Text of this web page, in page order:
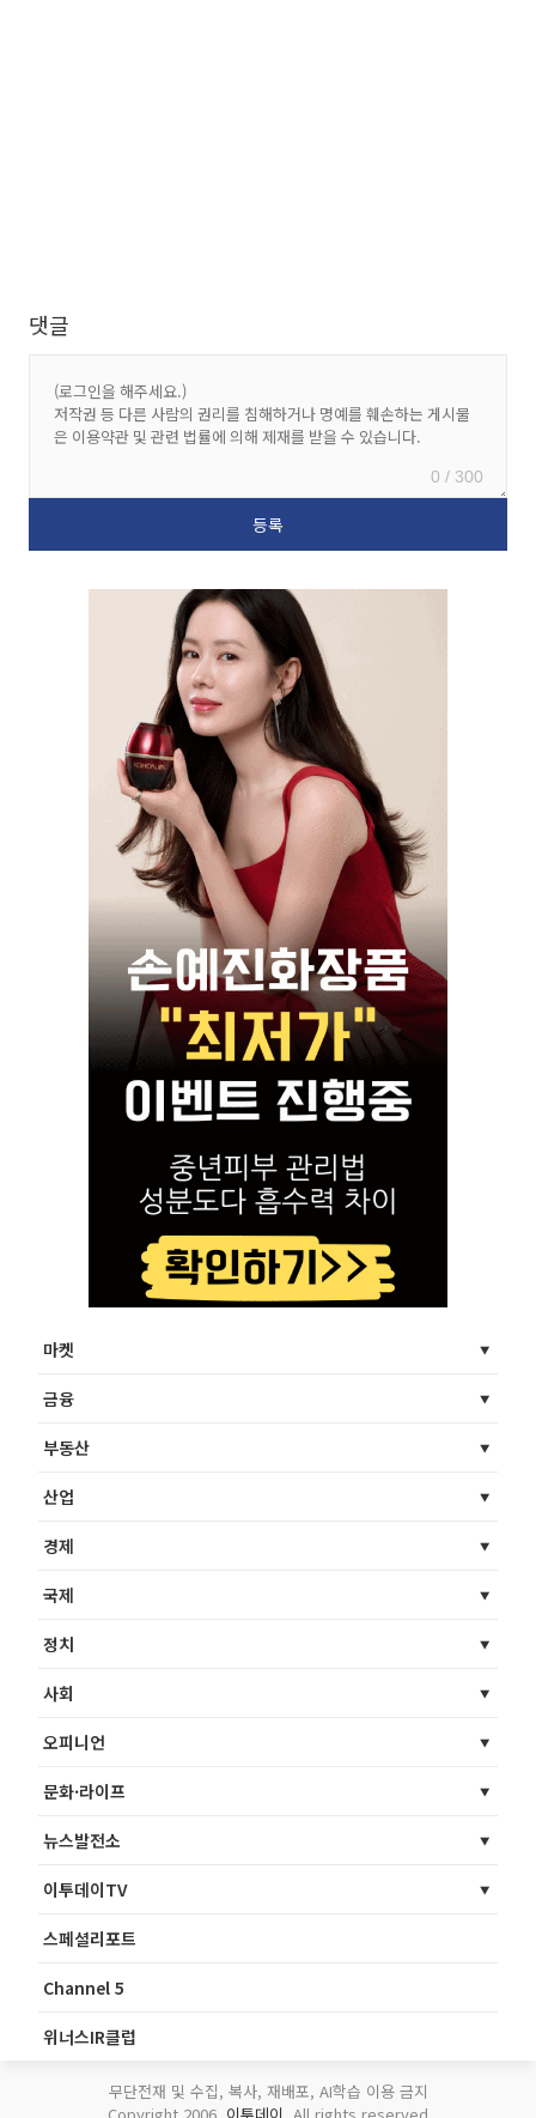
댓글
0 / 300
마켓
금융
부동산
산업
경제
국제
정치
사회
오피니언
문화·라이프
뉴스발전소
이투데이TV
스페셜리포트
Channel 5
위너스IR클럽
무단전재 및 수집, 복사, 재배포, AI학습 이용 금지